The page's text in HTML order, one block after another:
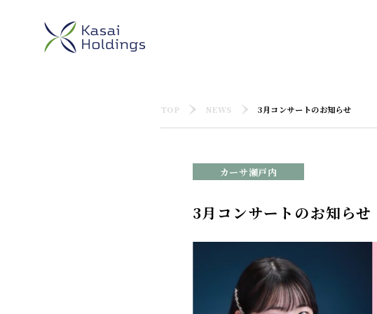
TOP NEWS 3月コンサートのお知らせ
カーサ瀬戸内
3月コンサートのお知らせ